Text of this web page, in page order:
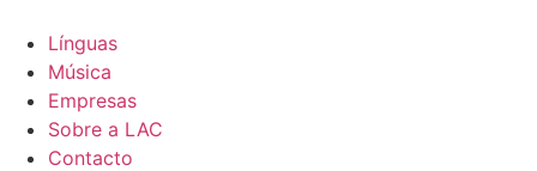
para
conteúdo
Línguas
Música
Empresas
Sobre a LAC
Contacto